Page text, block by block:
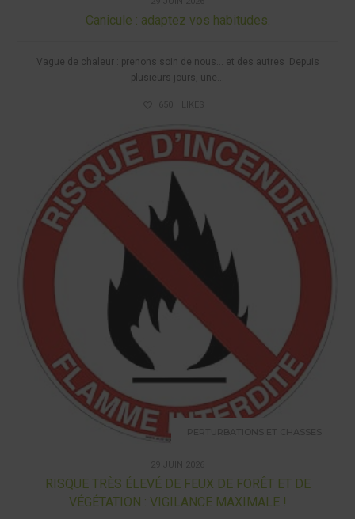
Canicule : adaptez vos habitudes.
Vague de chaleur : prenons soin de nous… et des autres Depuis
plusieurs jours, une...
RISQUE TRÈS ÉLEVÉ DE FEUX DE FORÊT ET DE
VÉGÉTATION : VIGILANCE MAXIMALE !